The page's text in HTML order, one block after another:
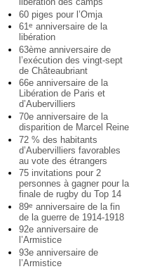
60 piges pour l’Omja
61e anniversaire de la
libération
63ème anniversaire de
l’exécution des vingt-sept
de Châteaubriant
66e anniversaire de la
Libération de Paris et
d’Aubervilliers
70e anniversaire de la
disparition de Marcel Reine
72 % des habitants
d’Aubervilliers favorables
au vote des étrangers
75 invitations pour 2
personnes à gagner pour la
finale de rugby du Top 14
89e anniversaire de la fin
de la guerre de 1914-1918
92e anniversaire de
l’Armistice
93e anniversaire de
l’Armistice